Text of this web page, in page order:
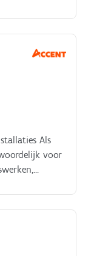
Als
voor